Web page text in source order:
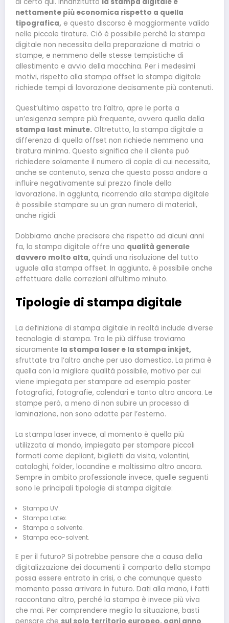
nettamente più economica rispetto a quella
tipografica, e questo discorso è maggiormente valido
nelle piccole tirature. Ciò è possibile perché la stampa
digitale non necessita della preparazione di matrici o
stampe, e nemmeno delle stesse tempistiche di
allestimento e avvio della macchina. Per i medesimi
motivi, rispetto alla stampa offset la stampa digitale
richiede tempi di lavorazione decisamente più contenuti.
Quest’ultimo aspetto tra l’altro, apre le porte a
un’esigenza sempre più frequente, ovvero quella della
stampa last minute. Oltretutto, la stampa digitale a
differenza di quella offset non richiede nemmeno una
tiratura minima. Questo significa che il cliente può
richiedere solamente il numero di copie di cui necessita,
anche se contenuto, senza che questo possa andare a
influire negativamente sul prezzo finale della
lavorazione. In aggiunta, ricorrendo alla stampa digitale
è possibile stampare su un gran numero di materiali,
anche rigidi.
Dobbiamo anche precisare che rispetto ad alcuni anni
fa, la stampa digitale offre una qualità generale
davvero molto alta, quindi una risoluzione del tutto
uguale alla stampa offset. In aggiunta, è possibile anche
effettuare delle correzioni all’ultimo minuto.
Tipologie di stampa digitale
La definizione di stampa digitale in realtà include diverse
tecnologie di stampa. Tra le più diffuse troviamo
sicuramente la stampa laser e la stampa inkjet,
sfruttate tra l’altro anche per uso domestico. La prima è
quella con la migliore qualità possibile, motivo per cui
viene impiegata per stampare ad esempio poster
fotografici, fotografie, calendari e tanto altro ancora. Le
stampe però, a meno di non subire un processo di
laminazione, non sono adatte per l’esterno.
La stampa laser invece, al momento è quella più
utilizzata al mondo, impiegata per stampare piccoli
formati come depliant, biglietti da visita, volantini,
cataloghi, folder, locandine e moltissimo altro ancora.
Sempre in ambito professionale invece, quelle seguenti
sono le principali tipologie di stampa digitale:
Stampa UV.
Stampa Latex.
Stampa a solvente.
Stampa eco-solvent.
E per il futuro? Si potrebbe pensare che a causa della
digitalizzazione dei documenti il comparto della stampa
possa essere entrato in crisi, o che comunque questo
momento possa arrivare in futuro. Dati alla mano, i fatti
raccontano altro, perché la stampa è invece più viva
che mai. Per comprendere meglio la situazione, basti